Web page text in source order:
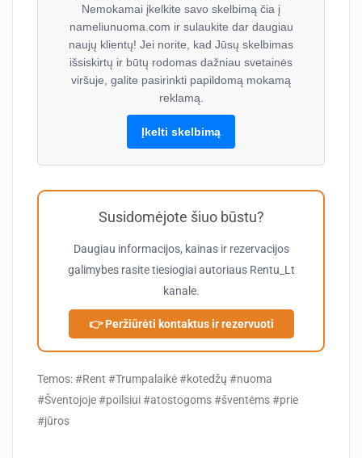
Nemokamai įkelkite savo skelbimą čia į
nameliunuoma.com ir sulaukite dar daugiau
naujų klientų! Jei norite, kad Jūsų skelbimas
išsiskirtų ir būtų rodomas dažniau svetainės
viršuje, galite pasirinkti papildomą mokamą
reklamą.
Įkelti skelbimą
Susidomėjote šiuo būstu?
Daugiau informacijos, kainas ir rezervacijos
galimybes rasite tiesiogiai autoriaus Rentu_Lt
kanale.
👉 Peržiūrėti kontaktus ir rezervuoti
Temos: #Rent #Trumpalaikė #kotedžų #nuoma
#Šventojoje #poilsiui #atostogoms #šventėms #prie
#jūros